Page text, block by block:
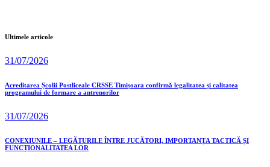
Ultimele articole
31/07/2026
Acreditarea Școlii Postliceale CRSSE Timișoara confirmă legalitatea și calitatea
programului de formare a antrenorilor
31/07/2026
CONEXIUNILE – LEGĂTURILE ÎNTRE JUCĂTORI, IMPORTANȚA TACTICĂ ȘI
FUNCȚIONALITATEA LOR